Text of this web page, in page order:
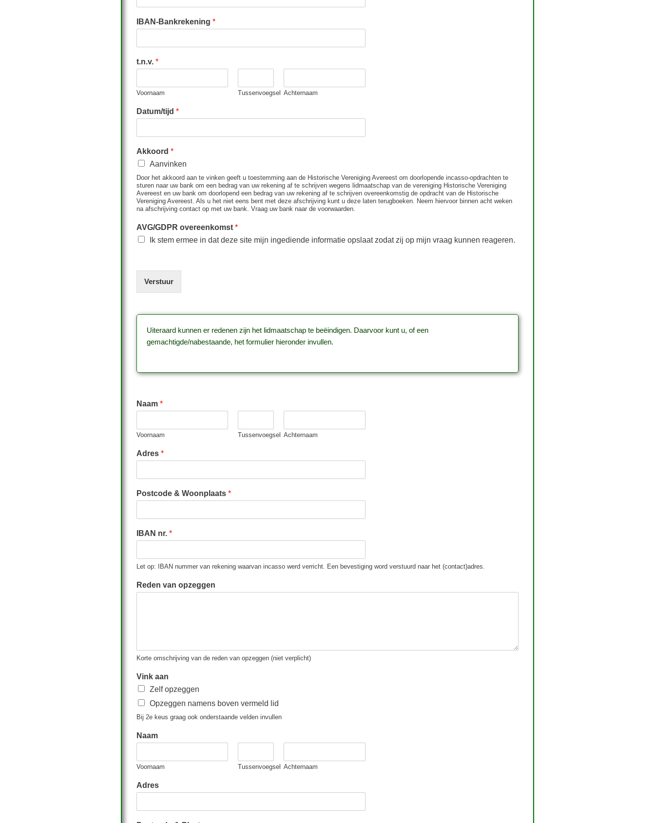
IBAN-Bankrekening*
t.n.v.*
Voornaam Tussenvoegsel Achternaam
Datum/tijd*
Akkoord*
Aanvinken
Door het akkoord aan te vinken geeft u toestemming aan de Historische Vereniging Avereest om doorlopende incasso-opdrachten te
sturen naar uw bank om een bedrag van uw rekening af te schrijven wegens lidmaatschap van de vereniging Historische Vereniging
Avereest en uw bank om doorlopend een bedrag van uw rekening af te schrijven overeenkomstig de opdracht van de Historische
Vereniging Avereest. Als u het niet eens bent met deze afschrijving kunt u deze laten terugboeken. Neem hiervoor binnen acht weken
na afschrijving contact op met uw bank. Vraag uw bank naar de voorwaarden.
AVG/GDPR overeenkomst*
Ik stem ermee in dat deze site mijn ingediende informatie opslaat zodat zij op mijn vraag kunnen reageren.
Verstuur
Uiteraard kunnen er redenen zijn het lidmaatschap te beëindigen. Daarvoor kunt u, of een
gemachtigde/nabestaande, het formulier hieronder invullen.
Naam*
Voornaam Tussenvoegsel Achternaam
Adres*
Postcode & Woonplaats*
IBAN nr.*
Let op: IBAN nummer van rekening waarvan incasso werd verricht. Een bevestiging word verstuurd naar het (contact)adres.
Reden van opzeggen
Korte omschrijving van de reden van opzeggen (niet verplicht)
Vink aan
Zelf opzeggen
Opzeggen namens boven vermeld lid
Bij 2e keus graag ook onderstaande velden invullen
Naam
Voornaam Tussenvoegsel Achternaam
Adres